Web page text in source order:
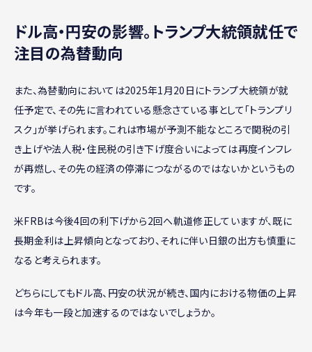
ドル高・円安の影響。トランプ大統領就任で
注目の為替動向
また、為替動向においては2025年1月20日にトランプ大統領が就
任予定で、その先に言われている懸念さている事として「トランプリ
スク」が挙げられます。これは市場が予測不能なところで関税の引
き上げや法人税・住民税の引き下げ度合いによっては再度インフレ
が再燃し、その先の経済の停滞につながるのではないかというもの
です。
米FRBは今後4回の利下げから2回へ軌道修正していますが、既に
長期金利は上昇傾向となっており、それに伴い日銀の出方も慎重に
なると考えられます。
どちらにしてもドル高、円安の状況が続き、国内における物価の上昇
は今年も一段と加速するのではないでしょうか。